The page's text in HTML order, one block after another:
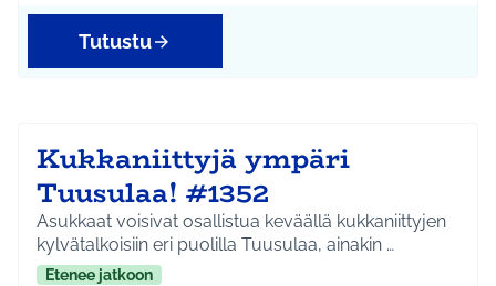
Tutustu
Kukkaniittyjä ympäri
Tuusulaa! #1352
Asukkaat voisivat osallistua keväällä kukkaniittyjen
kylvätalkoisiin eri puolilla Tuusulaa, ainakin …
Etenee jatkoon